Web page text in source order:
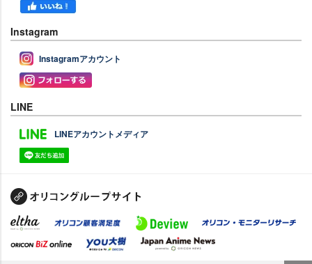
Instagram
Instagramアカウント
LINE
LINEアカウントメディア